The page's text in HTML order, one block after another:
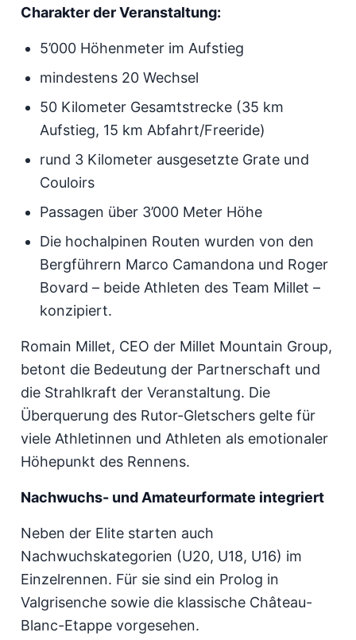
Charakter der Veranstaltung:
5’000 Höhenmeter im Aufstieg
mindestens 20 Wechsel
50 Kilometer Gesamtstrecke (35 km
Aufstieg, 15 km Abfahrt/Freeride)
rund 3 Kilometer ausgesetzte Grate und
Couloirs
Passagen über 3’000 Meter Höhe
Die hochalpinen Routen wurden von den
Bergführern Marco Camandona und Roger
Bovard – beide Athleten des Team Millet –
konzipiert.
Romain Millet, CEO der Millet Mountain Group,
betont die Bedeutung der Partnerschaft und
die Strahlkraft der Veranstaltung. Die
Überquerung des Rutor-Gletschers gelte für
viele Athletinnen und Athleten als emotionaler
Höhepunkt des Rennens.
Nachwuchs- und Amateurformate integriert
Neben der Elite starten auch
Nachwuchskategorien (U20, U18, U16) im
Einzelrennen. Für sie sind ein Prolog in
Valgrisenche sowie die klassische Château-
Blanc-Etappe vorgesehen.